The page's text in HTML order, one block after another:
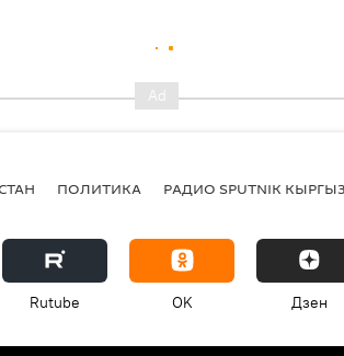
ПОЛИТИКА РАДИО SPUTNIK
Rutube OK Дзен